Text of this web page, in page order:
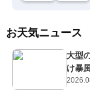
お天気ニュース
大型
け暴